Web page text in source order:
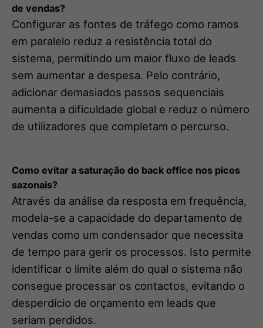
de vendas?
Configurar as fontes de tráfego como ramos
em paralelo reduz a resistência total do
sistema, permitindo um maior fluxo de leads
sem aumentar a despesa. Pelo contrário,
adicionar demasiados passos sequenciais
aumenta a dificuldade global e reduz o número
de utilizadores que completam o percurso.
Como evitar a saturação do back office nos picos
sazonais?
Através da análise da resposta em frequência,
modela-se a capacidade do departamento de
vendas como um condensador que necessita
de tempo para gerir os processos. Isto permite
identificar o limite além do qual o sistema não
consegue processar os contactos, evitando o
desperdício de orçamento em leads que
seriam perdidos.